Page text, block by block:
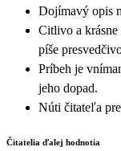
Dojímavý opis
Citlivo a krásne
píše
Príbeh je
jeho dopad.
Núti čitateľa
Čitatelia ďalej hodnotia